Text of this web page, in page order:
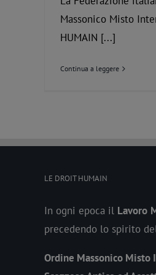
Massonico Misto
HUMAIN [...]
Continua a leggere
LE DROIT HUMAIN
In ogni epoca il Lavoro
precedendo lo spirito
Ordine Massonico